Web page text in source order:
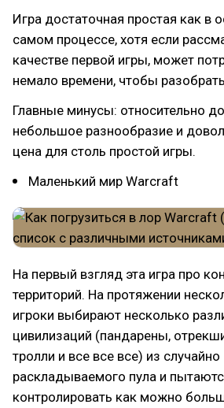
Игра достаточная простая как в
самом процессе, хотя если
качестве первой игры, может
немало времени, чтобы
Главные минусы: относительно
небольшое разнообразие и
цена для столь простой игры.
Маленький мир Warcraft
На первый взгляд эта игра про
территорий. На протяжении
игроки выбирают несколько
цивилизаций (пандарены,
тролли и все все все) из случайно
раскладываемого пула и
контролировать как можно